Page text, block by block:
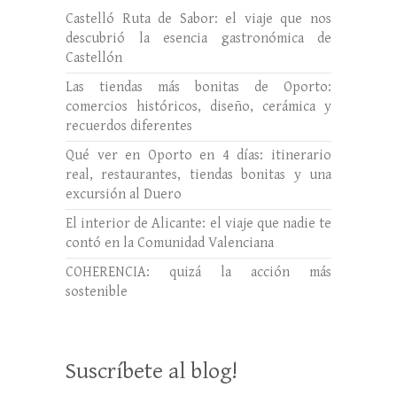
Castelló Ruta de Sabor: el viaje que nos
descubrió la esencia gastronómica de
Castellón
Las tiendas más bonitas de Oporto:
comercios históricos, diseño, cerámica y
recuerdos diferentes
Qué ver en Oporto en 4 días: itinerario
real, restaurantes, tiendas bonitas y una
excursión al Duero
El interior de Alicante: el viaje que nadie te
contó en la Comunidad Valenciana
COHERENCIA: quizá la acción más
sostenible
Suscríbete al blog!